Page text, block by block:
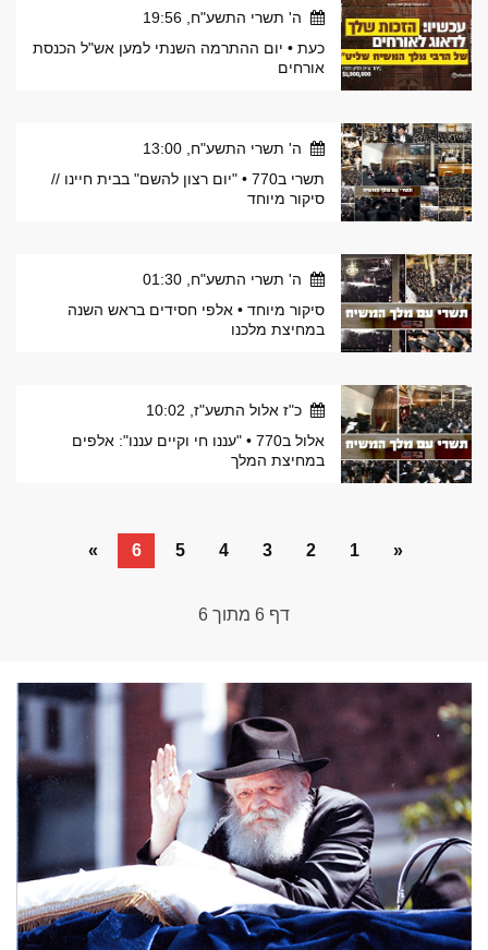
ה' תשרי התשע"ח, 19:56
כעת • יום ההתרמה השנתי למען אש"ל הכנסת
אורחים
ה' תשרי התשע"ח, 13:00
תשרי ב770 • "יום רצון להשם" בבית חיינו //
סיקור מיוחד
ה' תשרי התשע"ח, 01:30
סיקור מיוחד • אלפי חסידים בראש השנה
במחיצת מלכנו
כ"ז אלול התשע"ז, 10:02
אלול ב770 • "עננו חי וקיים עננו": אלפים
במחיצת המלך
«
1
2
3
4
5
6
»
דף 6 מתוך 6